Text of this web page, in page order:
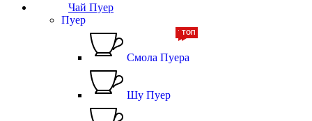
Чай Пуер
Пуер
Смола Пуера
ТОП
Шу Пуер
ТОП